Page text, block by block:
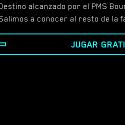
alcanzado por el PMS
a conocer al resto de la
primas Monique y Betty. En
familias poderosas,
traición. Pero sobre todo
JUGAR